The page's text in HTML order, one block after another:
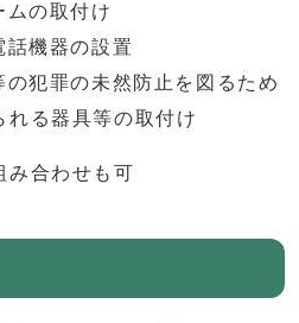
ムの取付け
話機器の設置
の犯罪の未然防止を図るため
れる器具等の取付け
合わせも可